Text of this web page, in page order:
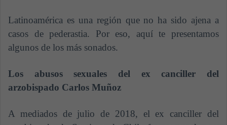
Latinoamérica es una región que no ha sido ajena a
casos de pederastia. Por eso, aquí te presentamos
algunos de los más sonados.
Los abusos sexuales del ex canciller del
arzobispado Carlos Muñoz
A mediados de julio de 2018, el ex canciller del